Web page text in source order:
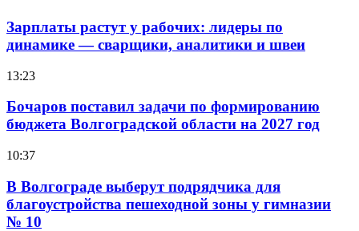
Зарплаты растут у рабочих: лидеры по
динамике — сварщики, аналитики и швеи
13:23
Бочаров поставил задачи по формированию
бюджета Волгоградской области на 2027 год
10:37
В Волгограде выберут подрядчика для
благоустройства пешеходной зоны у гимназии
№ 10